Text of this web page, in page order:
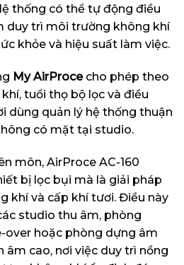
thống có thể tự động điều
duy trì môi trường không khí
khỏe và hiệu suất làm việc.
My AirProcecho phép theo
tuổi thọ bộ lọc và điều
dùng quản lý hệ thống thuận
có mặt tại studio.
môn, AirProce AC-160
bị lọc bụi mà là giải pháp
khí và cấp khí tươi. Điều này
studio thu âm, phòng
over hoặc phòng dựng âm
âm cao, nơi việc duy trì nồng